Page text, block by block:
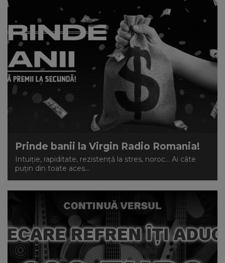
Prinde banii la Virgin Radio Romania!
Intuiție, rapiditate, rezistență la stres, noroc... Ai câte
puțin din toate aces...